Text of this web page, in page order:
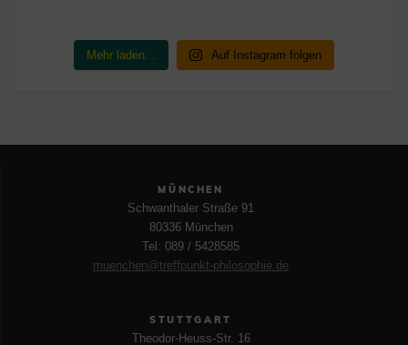
Mehr laden... Auf Instagram folgen
MÜNCHEN
Schwanthaler Straße 91
80336 München
Tel: 089 / 5428585
muenchen@treffpunkt-philosophie.de
STUTTGART
Theodor-Heuss-Str. 16